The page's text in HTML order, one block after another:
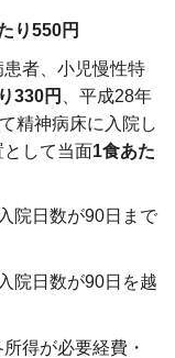
り550円
者、小児慢性特
330円
、平成28年
精神病床に入院し
して当面1食あた
院日数が90日まで
院日数が90日を越
得が必要経費・